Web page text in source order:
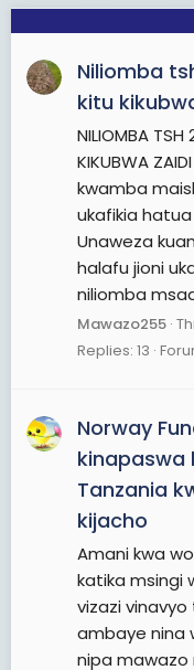
Niliomba
kitu
NILIOMBA TSH
KIKUBWA
kwamba
ukafikia
Unaweza
halafu jioni
niliomba
Mawazo255
Replies: 13
Norway
kinapaswa
Tanzania
kijacho
Amani kwa
katika msingi
vizazi
ambaye nina
nipa mawazo